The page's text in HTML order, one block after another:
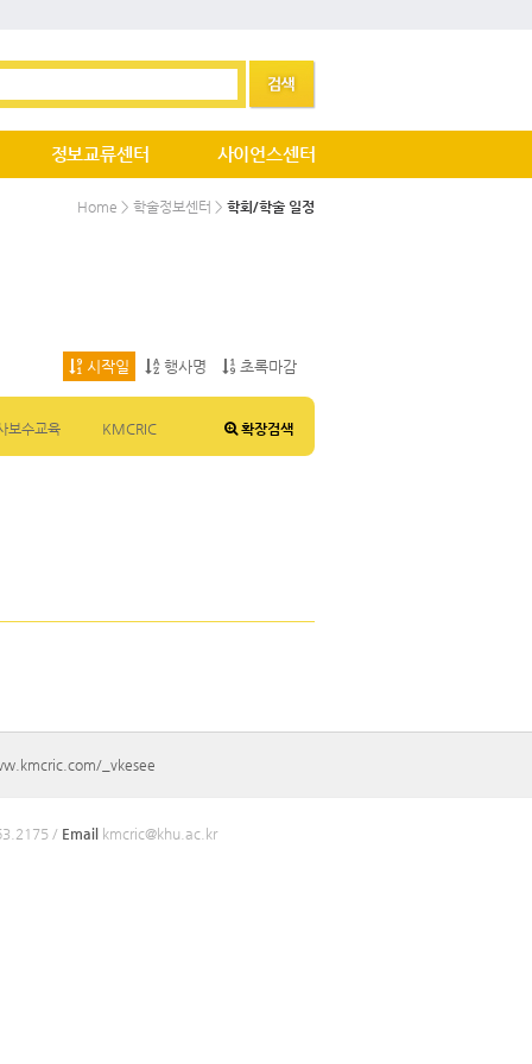
정보교류센터 사이언스센터
Home > 학술정보센터 > 학회/학술 일정
시작일 행사명 초록마감
보수교육 KMCRIC 확장검색
_vkesee
/ Email kmcric@khu.ac.kr